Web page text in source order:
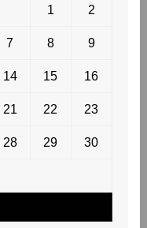
1 2
7 8 9
14 15 16
21 22 23
28 29 30